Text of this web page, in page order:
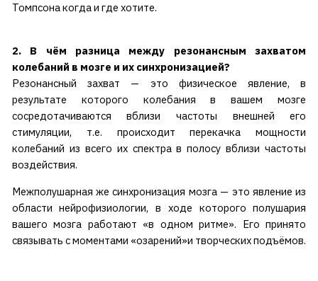
Томпсона когда и где хотите.
2. В чём разница между резонансным захватом
колебаний в мозге и их синхронизацией?
Резонансный захват — это физическое явление, в
результате которого колебания в вашем мозге
сосредотачиваются вблизи частоты внешней его
стимуляции, т.е. происходит перекачка мощности
колебаний из всего их спектра в полосу вблизи частоты
воздействия.
Межполушарная же синхронизация мозга — это явление из
области нейрофизиологии, в ходе которого полушария
вашего мозга работают «в одном ритме». Его принято
связывать с моментами «озарений»и творческих подъёмов.